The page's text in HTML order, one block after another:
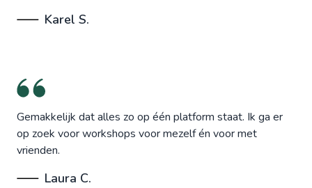
Karel S.
Gemakkelijk dat alles zo op één platform staat. Ik ga er
op zoek voor workshops voor mezelf én voor met
vrienden.
Laura C.